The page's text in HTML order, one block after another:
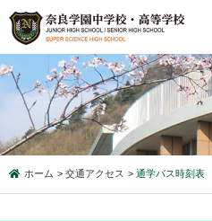
ホーム 交通アクセス 通学バス時刻表